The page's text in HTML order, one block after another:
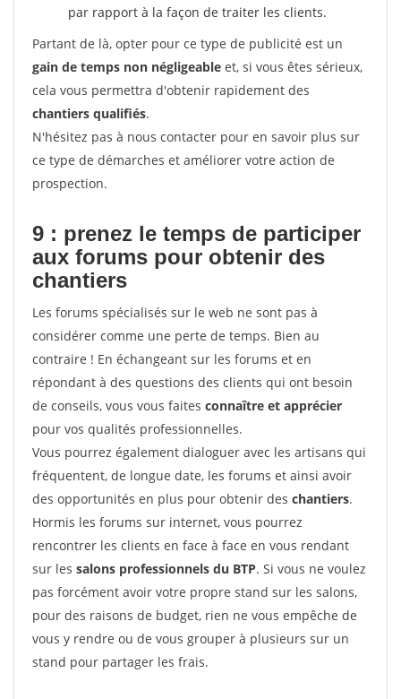
par rapport à la façon de traiter les clients.
Partant de là, opter pour ce type de publicité est un
gain de temps non négligeable et, si vous êtes sérieux,
cela vous permettra d'obtenir rapidement des
chantiers qualifiés.
N'hésitez pas à nous contacter pour en savoir plus sur
ce type de démarches et améliorer votre action de
prospection.
9 : prenez le temps de participer
aux forums pour obtenir des
chantiers
Les forums spécialisés sur le web ne sont pas à
considérer comme une perte de temps. Bien au
contraire ! En échangeant sur les forums et en
répondant à des questions des clients qui ont besoin
de conseils, vous vous faites connaître et apprécier
pour vos qualités professionnelles.
Vous pourrez également dialoguer avec les artisans qui
fréquentent, de longue date, les forums et ainsi avoir
des opportunités en plus pour obtenir des chantiers.
Hormis les forums sur internet, vous pourrez
rencontrer les clients en face à face en vous rendant
sur les salons professionnels du BTP. Si vous ne voulez
pas forcément avoir votre propre stand sur les salons,
pour des raisons de budget, rien ne vous empêche de
vous y rendre ou de vous grouper à plusieurs sur un
stand pour partager les frais.